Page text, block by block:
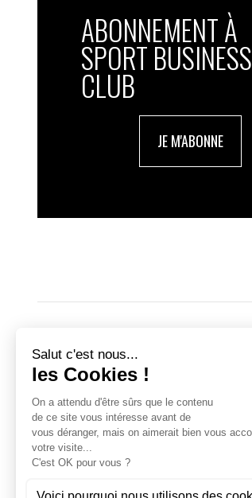
ABONNEMENT À
SPORT BUSINESS
CLUB
JE M'ABONNE